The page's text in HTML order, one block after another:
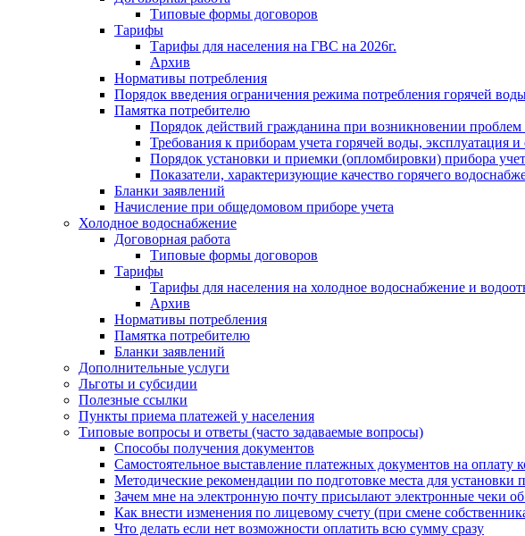
Типовые формы договоров
Тарифы
Тарифы для населения на ГВС на 2026г.
Архив
Нормативы потребления
Порядок введения ограничения режима потребления горячей
Памятка потребителю
Порядок действий гражданина при возникновении проблем
Требования к приборам учета горячей воды, эксплуатация
Порядок установки и приемки (опломбировки) прибора
Показатели, характеризующие качество горячего
Бланки заявлений
Начисление при общедомовом приборе учета
Холодное водоснабжение
Договорная работа
Типовые формы договоров
Тарифы
Тарифы для населения на холодное водоснабжение и
Архив
Нормативы потребления
Памятка потребителю
Бланки заявлений
Дополнительные услуги
Льготы и субсидии
Полезные ссылки
Пункты приема платежей у населения
Типовые вопросы и ответы (часто задаваемые вопросы)
Способы получения документов
Самостоятельное выставление платежных документов на
Методические рекомендации по подготовке места для установки
Зачем мне на электронную почту присылают электронные чеки об
Как внести изменения по лицевому счету (при смене
Что делать если нет возможности оплатить всю сумму сразу